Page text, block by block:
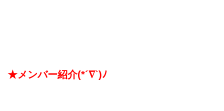
★メンバー紹介(*´∇`)ﾉ